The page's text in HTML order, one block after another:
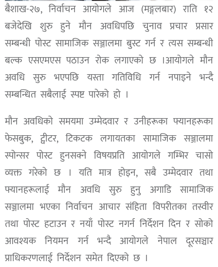
बैशाख-२७, निर्वाचन आयोगले आज (मङ्गलबार) राति १२
बजेदेखि शुरु हुने मौन अवधिपछि चुनाव प्रचार प्रसार
सम्बन्धी पोस्ट सामाजिक सञ्जालमा बुस्ट गर्न र त्यस सम्बन्धी
बल्क एसएमएस पठाउन रोक लगाएको छ ।आयोगले मौन
अवधि सुरु भएपछि यस्ता गतिविधि गर्न नपाइने भन्दै
सम्बन्धित सबैलाई स्पष्ट पारेको हो ।
मौन अवधिको समयमा उम्मेदवार र उनीहरूका फ्यानहरूका
फेसबुक, ट्वीटर, टिकटक लगायतका सामाजिक सञ्जालमा
स्पोन्सर पोस्ट हुनसक्ने विषयप्रति आयोगले गम्भिर चासो
व्यक्त गरेको छ । यति मात्र होइन, सबै उम्मेदवार तथा
फ्यानहरूलाई मौन अवधि सुरु हुनु अगाडि सामाजिक
सञ्जालमा भएका निर्वाचन आचार संहिता विपरीतका तस्वीर
तथा पोस्ट हटाउन र नयाँ पोस्ट नगर्न निर्देशन दिन र सोको
आवश्यक नियमन गर्न भन्दै आयोगले नेपाल दूरसञ्चार
प्राधिकरणलाई निर्देशन समेत दिएको छ ।